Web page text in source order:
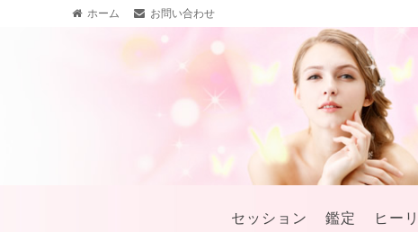
ホーム お問い合わせ
セッション 鑑定 ヒー